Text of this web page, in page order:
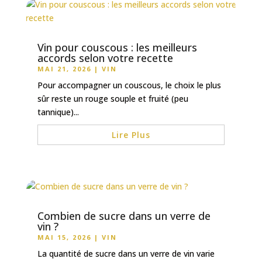
Vin pour couscous : les meilleurs
accords selon votre recette
MAI 21, 2026 | VIN
Pour accompagner un couscous, le choix le plus
sûr reste un rouge souple et fruité (peu
tannique)...
Lire Plus
Combien de sucre dans un verre de
vin ?
MAI 15, 2026 | VIN
La quantité de sucre dans un verre de vin varie